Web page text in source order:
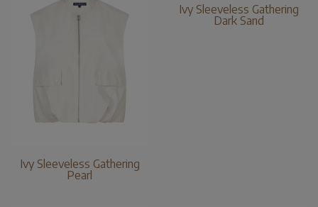
Ivy Sleeveless Gathering
Pearl
Ivy Sleeveless Gathering
Dark Sand